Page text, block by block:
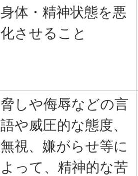
身体・精神状態を悪
化させること
脅しや侮辱などの言
語や威圧的な態度、
無視、嫌がらせ等に
よって、精神的な苦